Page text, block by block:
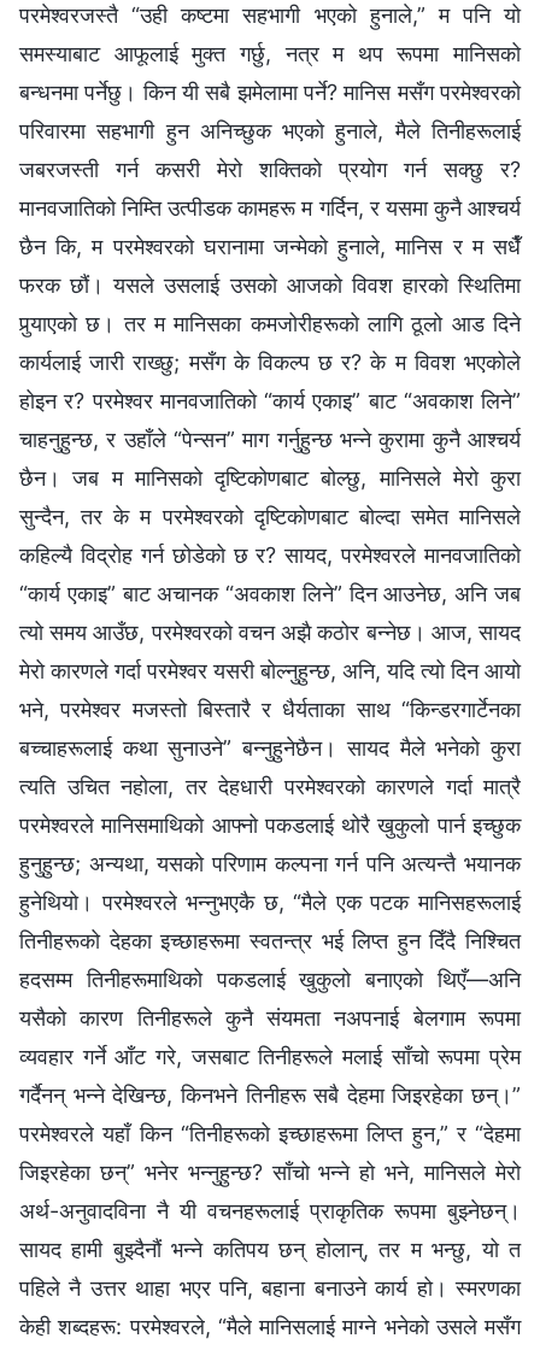
परमेश्‍वरजस्तै “उही कष्टमा सहभागी भएको हुनाले,” म पनि यो
समस्याबाट आफूलाई मुक्त गर्छु, नत्र म थप रूपमा मानिसको
बन्धनमा पर्नेछु। किन यी सबै झमेलामा पर्ने? मानिस मसँग परमेश्‍वरको
परिवारमा सहभागी हुन अनिच्छुक भएको हुनाले, मैले तिनीहरूलाई
जबरजस्ती गर्न कसरी मेरो शक्तिको प्रयोग गर्न सक्छु र?
मानवजातिको निम्ति उत्पीडक कामहरू म गर्दिन, र यसमा कुनै आश्‍चर्य
छैन कि, म परमेश्‍वरको घरानामा जन्‍मेको हुनाले, मानिस र म सधैँ
फरक छौं। यसले उसलाई उसको आजको विवश हारको स्थितिमा
पुर्‍याएको छ। तर म मानिसका कमजोरीहरूको लागि ठूलो आड दिने
कार्यलाई जारी राख्छु; मसँग के विकल्‍प छ र? के म विवश भएकोले
होइन र? परमेश्‍वर मानवजातिको “कार्य एकाइ” बाट “अवकाश लिने”
चाहनुहुन्छ, र उहाँले “पेन्सन” माग गर्नुहुन्छ भन्‍ने कुरामा कुनै आश्‍चर्य
छैन। जब म मानिसको दृष्टिकोणबाट बोल्छु, मानिसले मेरो कुरा
सुन्दैन, तर के म परमेश्‍वरको दृष्टिकोणबाट बोल्दा समेत मानिसले
कहिल्यै विद्रोह गर्न छोडेको छ र? सायद, परमेश्‍वरले मानवजातिको
“कार्य एकाइ” बाट अचानक “अवकाश लिने” दिन आउनेछ, अनि जब
त्यो समय आउँछ, परमेश्‍वरको वचन अझै कठोर बन्‍नेछ। आज, सायद
मेरो कारणले गर्दा परमेश्‍वर यसरी बोल्‍नुहुन्छ, अनि, यदि त्यो दिन आयो
भने, परमेश्‍वर मजस्तो बिस्तारै र धैर्यताका साथ “किन्डरगार्टेनका
बच्चाहरूलाई कथा सुनाउने” बन्‍नुहुनेछैन। सायद मैले भनेको कुरा
त्यति उचित नहोला, तर देहधारी परमेश्‍वरको कारणले गर्दा मात्रै
परमेश्‍वरले मानिसमाथिको आफ्‍नो पकडलाई थोरै खुकुलो पार्न इच्‍छुक
हुनुहुन्छ; अन्यथा, यसको परिणाम कल्‍पना गर्न पनि अत्यन्तै भयानक
हुनेथियो। परमेश्‍वरले भन्‍नुभएकै छ, “मैले एक पटक मानिसहरूलाई
तिनीहरूको देहका इच्छाहरूमा स्वतन्त्र भई लिप्त हुन दिँदै निश्‍चित
हदसम्‍म तिनीहरूमाथिको पकडलाई खुकुलो बनाएको थिएँ—अनि
यसैको कारण तिनीहरूले कुनै संयमता नअपनाई बेलगाम रूपमा
व्यवहार गर्ने आँट गरे, जसबाट तिनीहरूले मलाई साँचो रूपमा प्रेम
गर्दैनन् भन्‍ने देखिन्छ, किनभने तिनीहरू सबै देहमा जिइरहेका छन्।”
परमेश्‍वरले यहाँ किन “तिनीहरूको इच्छाहरूमा लिप्त हुन,” र “देहमा
जिइरहेका छन्” भनेर भन्‍नुहुन्छ? साँचो भन्‍ने हो भने, मानिसले मेरो
अर्थ-अनुवादविना नै यी वचनहरूलाई प्राकृतिक रूपमा बुझ्‍नेछन्।
सायद हामी बुझ्दैनौं भन्‍ने कतिपय छन् होलान्, तर म भन्छु, यो त
पहिले नै उत्तर थाहा भएर पनि, बहाना बनाउने कार्य हो। स्मरणका
केही शब्‍दहरू: परमेश्‍वरले, “मैले मानिसलाई माग्‍ने भनेको उसले मसँग